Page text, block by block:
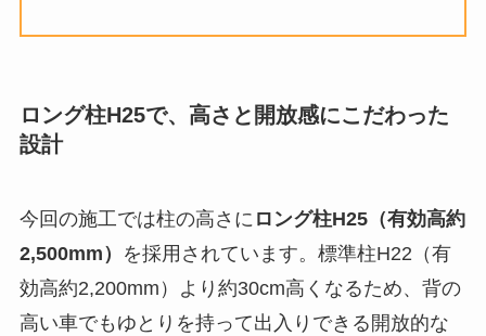
ロング柱H25で、高さと開放感にこだわった
設計
今回の施工では柱の高さに ロング柱H25（有効高約
2,500mm）
を採用されています。標準柱H22（有
効高約2,200mm）より約30cm高くなるため、背の
高い車でもゆとりを持って出入りできる開放的な